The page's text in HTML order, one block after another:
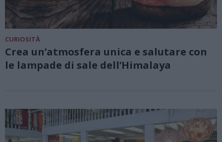
CURIOSITÀ
Crea un’atmosfera unica e salutare con
le lampade di sale dell’Himalaya